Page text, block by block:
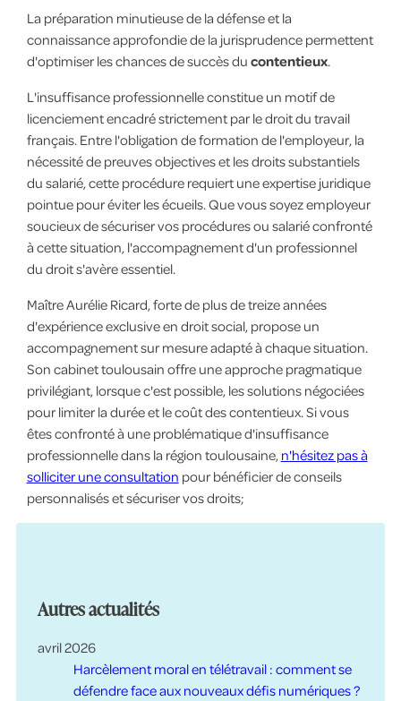
La préparation minutieuse de la défense et la
connaissance approfondie de la jurisprudence permettent
d'optimiser les chances de succès du contentieux.
L'insuffisance professionnelle constitue un motif de
licenciement encadré strictement par le droit du travail
français. Entre l'obligation de formation de l'employeur, la
nécessité de preuves objectives et les droits substantiels
du salarié, cette procédure requiert une expertise juridique
pointue pour éviter les écueils. Que vous soyez employeur
soucieux de sécuriser vos procédures ou salarié confronté
à cette situation, l'accompagnement d'un professionnel
du droit s'avère essentiel.
Maître Aurélie Ricard, forte de plus de treize années
d'expérience exclusive en droit social, propose un
accompagnement sur mesure adapté à chaque situation.
Son cabinet toulousain offre une approche pragmatique
privilégiant, lorsque c'est possible, les solutions négociées
pour limiter la durée et le coût des contentieux. Si vous
êtes confronté à une problématique d'insuffisance
professionnelle dans la région toulousaine, n'hésitez pas à
solliciter une consultation pour bénéficier de conseils
personnalisés et sécuriser vos droits;
Autres actualités
avril 2026
Harcèlement moral en télétravail : comment se
défendre face aux nouveaux défis numériques ?